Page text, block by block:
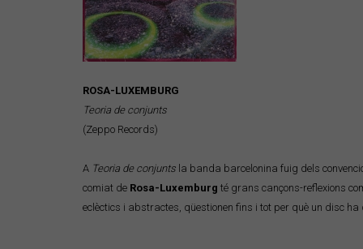
ROSA-LUXEMBURG
Teoria de conjunts
(Zeppo Records)
A Teoria de conjunts la banda barcelonina fuig dels
comiat de Rosa-Luxemburg té grans cançons-reflexions
eclèctics i abstractes, qüestionen fins i tot per què un disc ha